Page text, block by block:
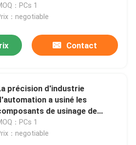
tournent les pièces de
en métal de commande
pièces
：PCs 1
：negotiable
Contact
précision d'industrie
a usiné les
de usinage de
de pièces de pièces
：PCs 1
：negotiable